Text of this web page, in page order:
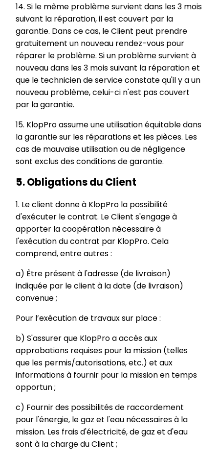
14. Si le même problème survient dans les 3 mois
suivant la réparation, il est couvert par la
garantie. Dans ce cas, le Client peut prendre
gratuitement un nouveau rendez-vous pour
réparer le problème. Si un problème survient à
nouveau dans les 3 mois suivant la réparation et
que le technicien de service constate qu'il y a un
nouveau problème, celui-ci n'est pas couvert
par la garantie.
15. KlopPro assume une utilisation équitable dans
la garantie sur les réparations et les pièces. Les
cas de mauvaise utilisation ou de négligence
sont exclus des conditions de garantie.
5. Obligations du Client
1. Le client donne à KlopPro la possibilité
d'exécuter le contrat. Le Client s'engage à
apporter la coopération nécessaire à
l'exécution du contrat par KlopPro. Cela
comprend, entre autres :
a) Être présent à l'adresse (de livraison)
indiquée par le client à la date (de livraison)
convenue ;
Pour l’exécution de travaux sur place :
b) S'assurer que KlopPro a accès aux
approbations requises pour la mission (telles
que les permis/autorisations, etc.) et aux
informations à fournir pour la mission en temps
opportun ;
c) Fournir des possibilités de raccordement
pour l'énergie, le gaz et l'eau nécessaires à la
mission. Les frais d'électricité, de gaz et d'eau
sont à la charge du Client ;